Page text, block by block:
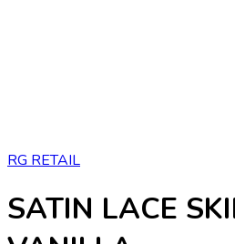
RG RETAIL
SATIN LACE